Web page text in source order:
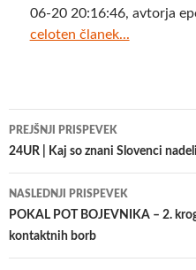
06-20 20:16:46, avtorja
celoten članek...
Krmarjenje
po
prispevkih
PREJŠNJI PRISPEVEK
24UR | Kaj so znani Slovenci
NASLEDNJI PRISPEVEK
POKAL POT BOJEVNIKA – 2.
kontaktnih borb